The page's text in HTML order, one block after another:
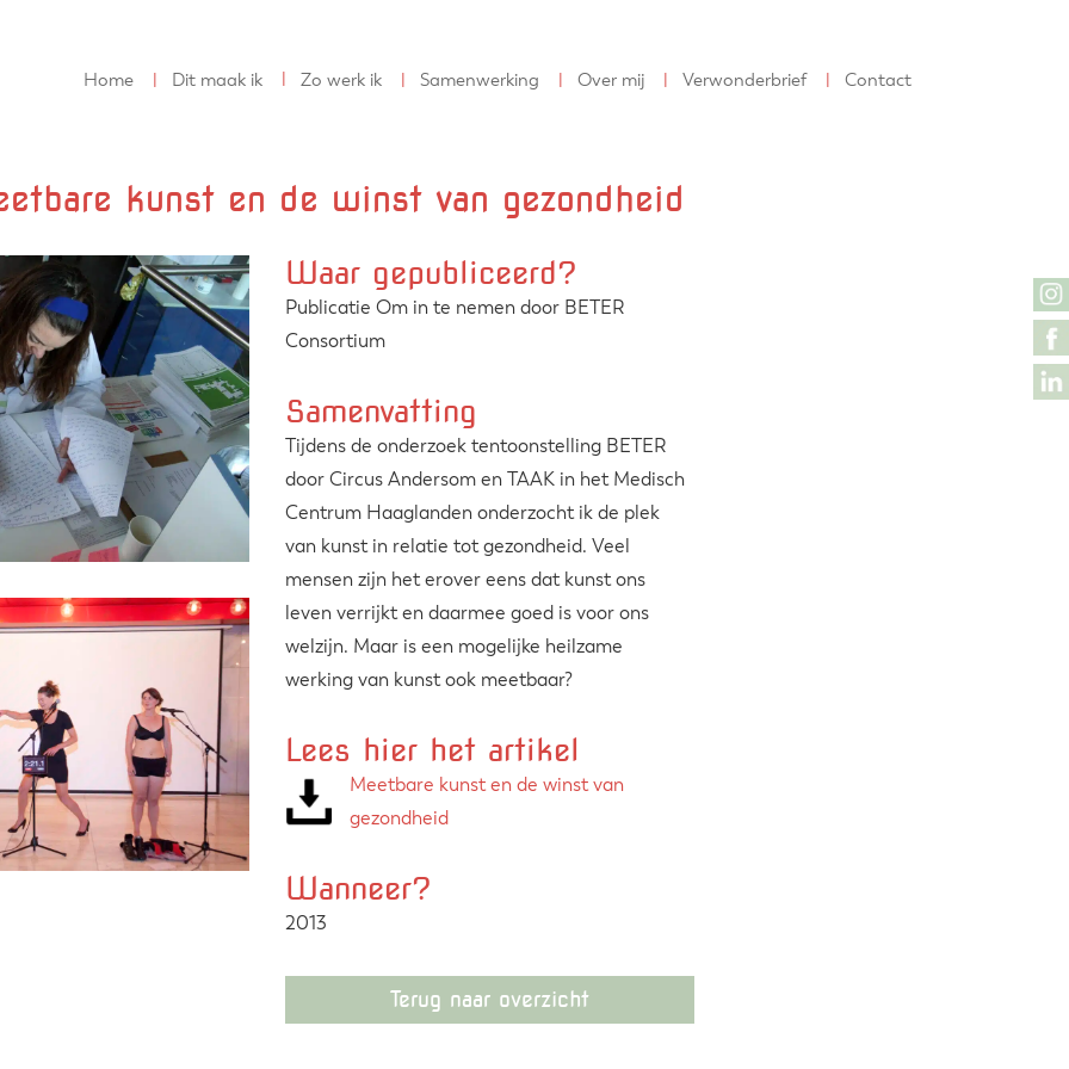
Home Dit maak ik Zo werk ik Samenwerking Over mij Verwonderbrief Contact
kunst en de winst van gezondheid
Waar gepubliceerd?
Publicatie Om in te nemen door BETER
Consortium
Samenvatting
Tijdens de onderzoek tentoonstelling BETER
door Circus Andersom en TAAK in het Medisch
Centrum Haaglanden onderzocht ik de plek
van kunst in relatie tot gezondheid. Veel
mensen zijn het erover eens dat kunst ons
leven verrijkt en daarmee goed is voor ons
welzijn. Maar is een mogelijke heilzame
werking van kunst ook meetbaar?
Lees hier het artikel
Meetbare kunst en de winst van
gezondheid
Wanneer?
2013
Terug naar overzicht